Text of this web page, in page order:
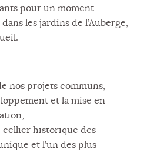
pour un moment
les jardins de l’Auberge,
nos projets communs,
et la mise en
historique des
et l’un des plus